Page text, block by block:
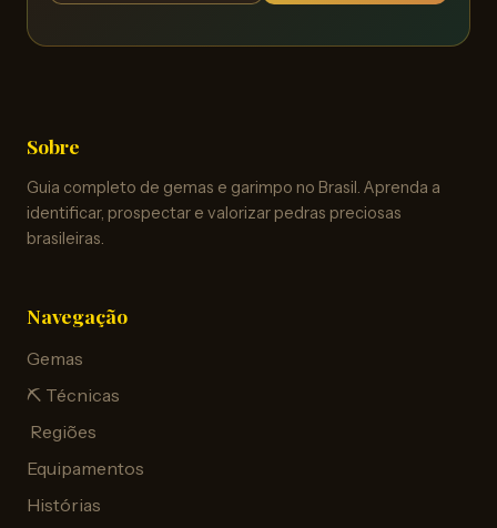
Sobre
Guia completo de gemas e garimpo no Brasil. Aprenda a
identificar, prospectar e valorizar pedras preciosas
brasileiras.
Navegação
Gemas
⛏️ Técnicas
️ Regiões
Equipamentos
Histórias